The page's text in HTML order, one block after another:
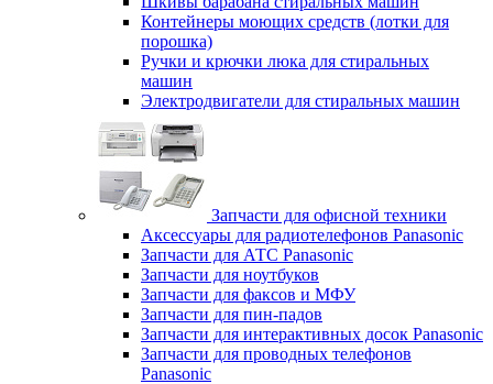
Контейнеры моющих средств (лотки для
порошка)
Ручки и крючки люка для стиральных
машин
Электродвигатели для стиральных машин
Запчасти для офисной техники
Аксессуары для радиотелефонов Panasonic
Запчасти для АТС Panasonic
Запчасти для ноутбуков
Запчасти для факсов и МФУ
Запчасти для пин-падов
Запчасти для интерактивных досок Panasonic
Запчасти для проводных телефонов
Panasonic